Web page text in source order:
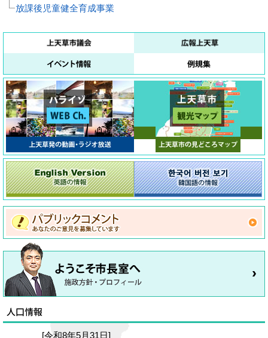
放課後児童健全育成事業
[令和8年5月31日]